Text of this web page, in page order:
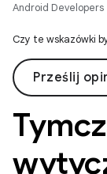
Android Developers
Czy te wskazówki
Prześlij